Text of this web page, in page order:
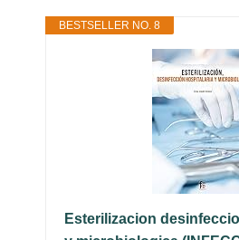
BESTSELLER NO. 8
Esterilizacion